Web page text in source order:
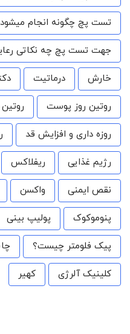
تست پچ چگونه انجام
جهت تست پچ چه نکاتی
خارش درماتیت
روتین روز پوست
روزه داری و افزایش قد
رژیم غذایی ریفلاکس
نقص ایمنی واکسن
پنوموکوک پولیپ بینی
پیک فلومتر چیست؟
کلینیک آلرژی کهیر